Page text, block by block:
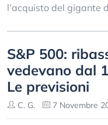
l’acquisto del gigante
S&P 500:
vedevano dal
Le previsioni
C. G. 7 Novembre